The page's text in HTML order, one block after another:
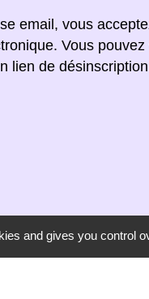
email, vous
Vous
lien de
and gives you control